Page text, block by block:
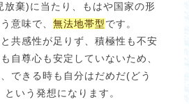
放棄)に当たり、もはや国家の形
意味で、 無法地帯型です。
共感性が足りず、積極性も不安
自尊心も安定していないため、
できる時も自分はだめだ(どう
いう発想になります。